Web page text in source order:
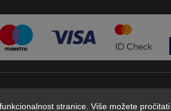
stranice. Više možete pročitati